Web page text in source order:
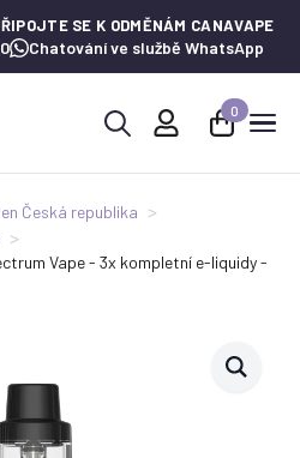
SE K ODMĚNÁM CANAVAPE
Chatování ve službě WhatsApp
0
Česká republika
Vape - 3x kompletní e-liquidy -